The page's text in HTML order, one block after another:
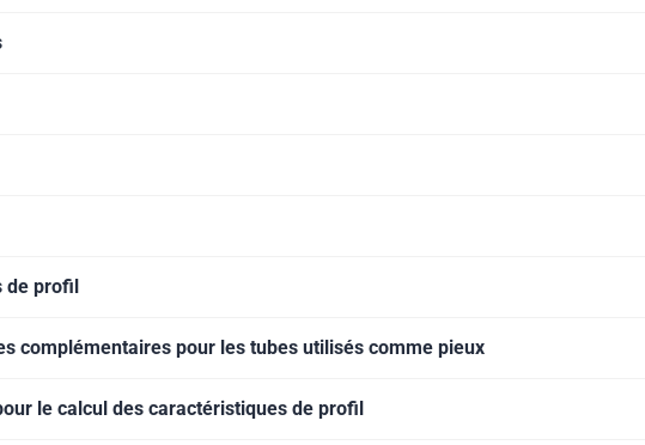
de profil
complémentaires pour les tubes utilisés comme pieux
le calcul des caractéristiques de profil